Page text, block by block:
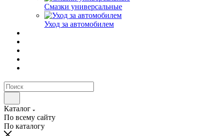
Смазки универсальные
Уход за автомобилем
Каталог
По всему сайту
По каталогу